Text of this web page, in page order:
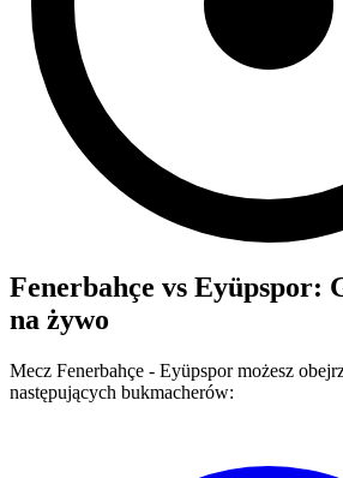
Fenerbahçe vs Eyüpspor:
na żywo
Mecz Fenerbahçe - Eyüpspormożesz
następujących bukmacherów: